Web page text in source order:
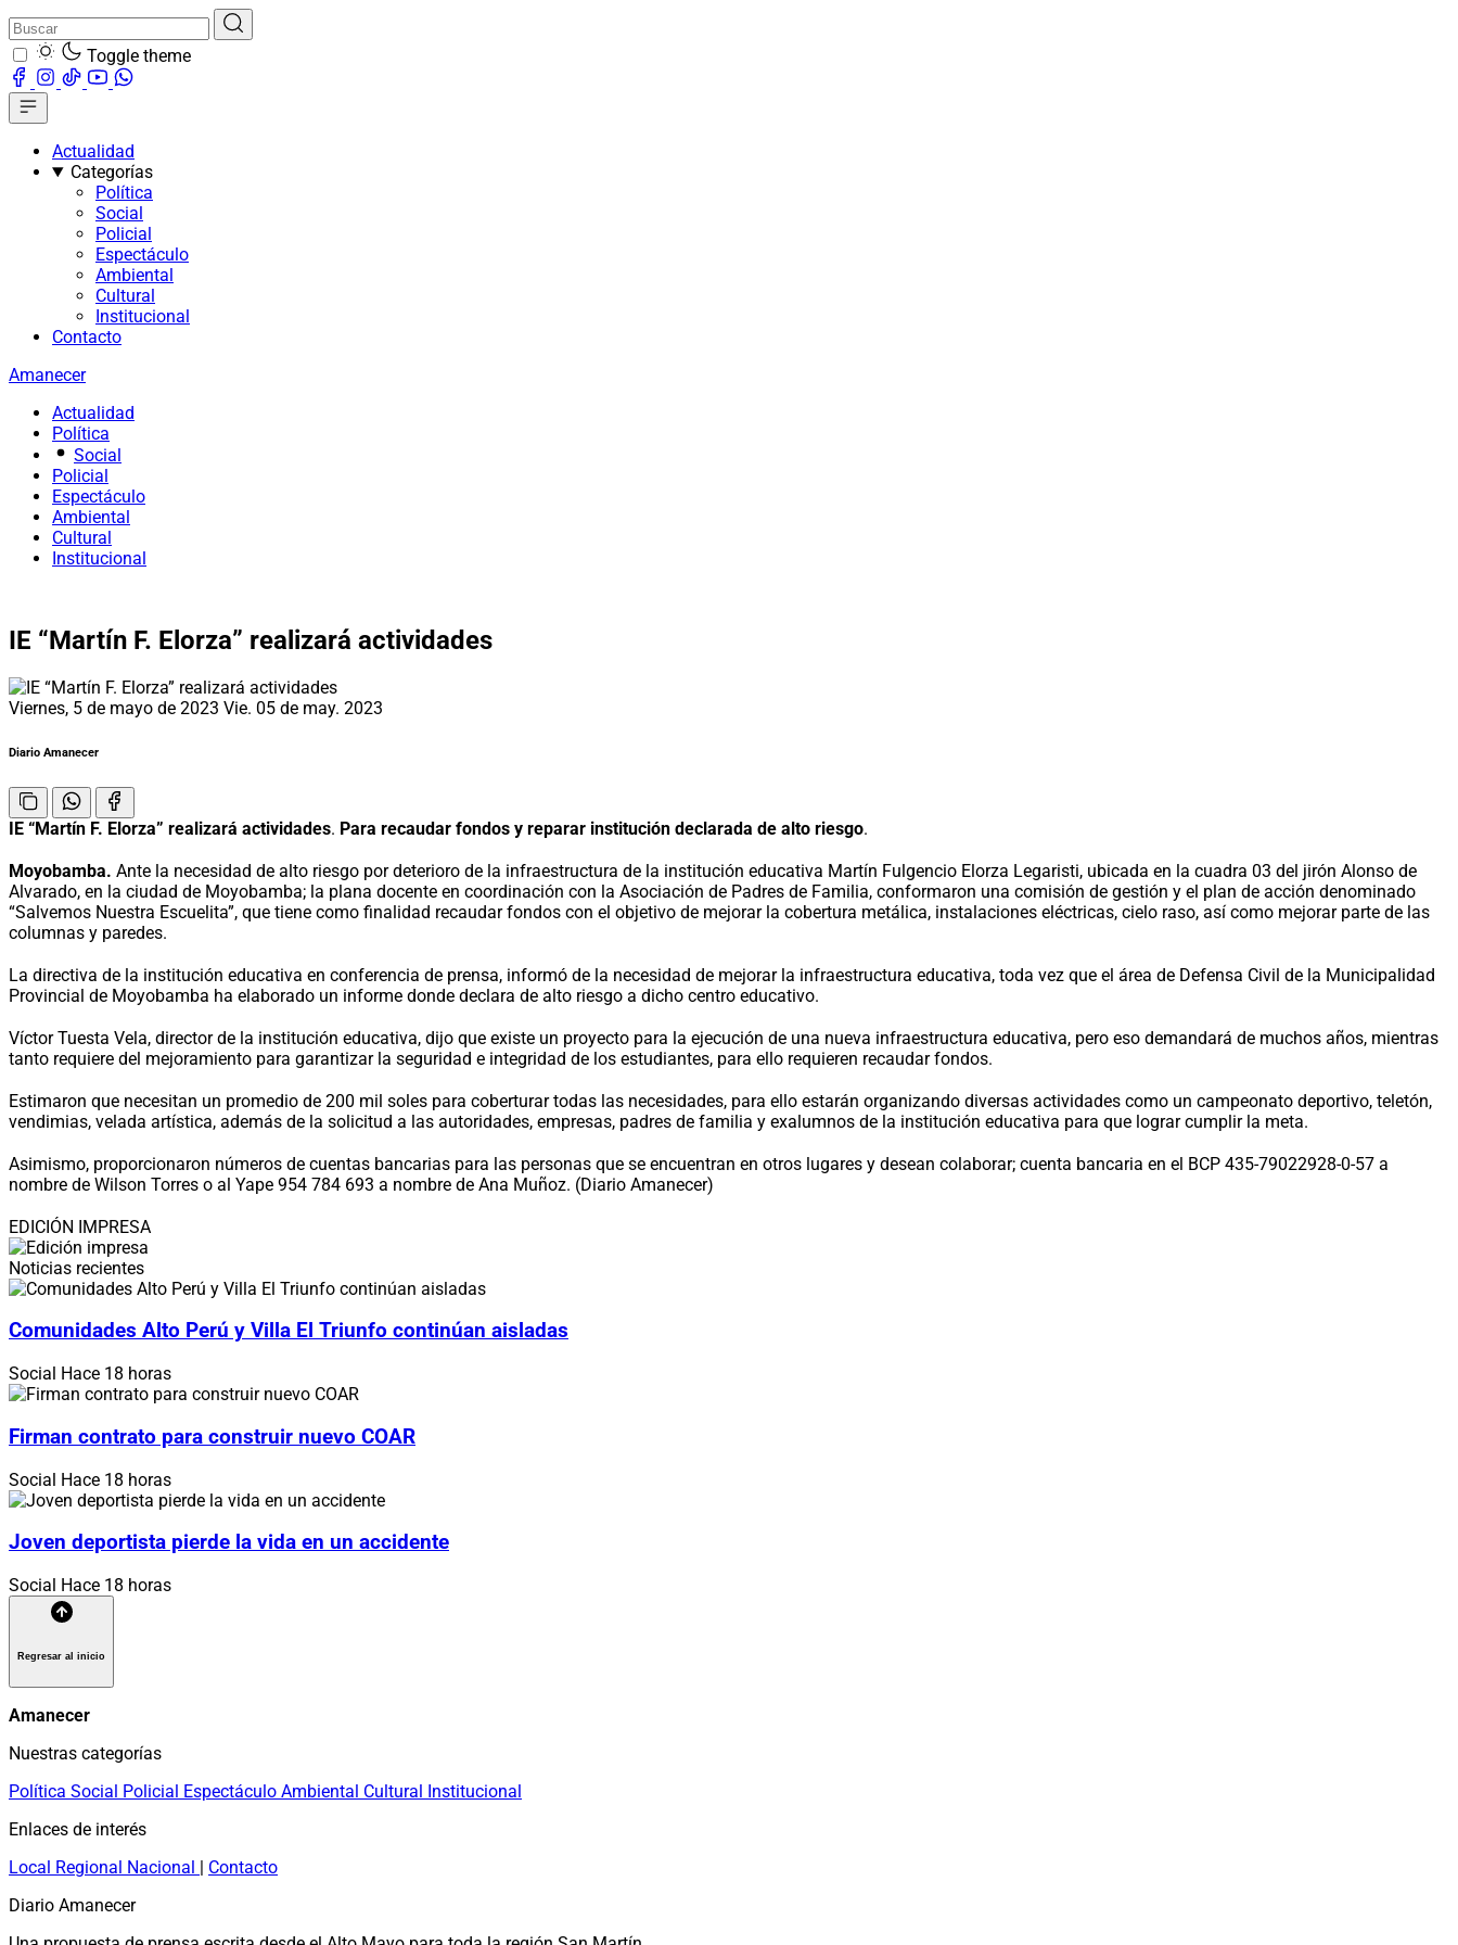
Toggle theme
Actualidad
Categorías
Política
Social
Policial
Espectáculo
Ambiental
Cultural
Institucional
Contacto
Amanecer
Actualidad
Política
Social
Policial
Espectáculo
Ambiental
Cultural
Institucional
IE “Martín F. Elorza” realizará actividades
Viernes, 5 de mayo de 2023 Vie. 05 de may. 2023
Diario Amanecer
IE “Martín F. Elorza” realizará actividades. Para recaudar fondos y reparar institución declarada de alto riesgo.
Moyobamba. Ante la necesidad de alto riesgo por deterioro de la infraestructura de la institución educativa Martín Fulgencio Elorza Legaristi, ubicada en la cuadra 03 del jirón Alonso de
Alvarado, en la ciudad de Moyobamba; la plana docente en coordinación con la Asociación de Padres de Familia, conformaron una comisión de gestión y el plan de acción denominado
“Salvemos Nuestra Escuelita”, que tiene como finalidad recaudar fondos con el objetivo de mejorar la cobertura metálica, instalaciones eléctricas, cielo raso, así como mejorar parte de las
columnas y paredes.
La directiva de la institución educativa en conferencia de prensa, informó de la necesidad de mejorar la infraestructura educativa, toda vez que el área de Defensa Civil de la Municipalidad
Provincial de Moyobamba ha elaborado un informe donde declara de alto riesgo a dicho centro educativo.
Víctor Tuesta Vela, director de la institución educativa, dijo que existe un proyecto para la ejecución de una nueva infraestructura educativa, pero eso demandará de muchos años, mientras
tanto requiere del mejoramiento para garantizar la seguridad e integridad de los estudiantes, para ello requieren recaudar fondos.
Estimaron que necesitan un promedio de 200 mil soles para coberturar todas las necesidades, para ello estarán organizando diversas actividades como un campeonato deportivo, teletón,
vendimias, velada artística, además de la solicitud a las autoridades, empresas, padres de familia y exalumnos de la institución educativa para que lograr cumplir la meta.
Asimismo, proporcionaron números de cuentas bancarias para las personas que se encuentran en otros lugares y desean colaborar; cuenta bancaria en el BCP 435-79022928-0-57 a
nombre de Wilson Torres o al Yape 954 784 693 a nombre de Ana Muñoz. (Diario Amanecer)
EDICIÓN IMPRESA
Noticias recientes
Comunidades Alto Perú y Villa El Triunfo continúan aisladas
Social Hace 18 horas
Firman contrato para construir nuevo COAR
Social Hace 18 horas
Joven deportista pierde la vida en un accidente
Social Hace 18 horas
Regresar al inicio
Amanecer
Nuestras categorías
Política Social Policial Espectáculo Ambiental Cultural Institucional
Enlaces de interés
Local Regional Nacional | Contacto
Diario Amanecer